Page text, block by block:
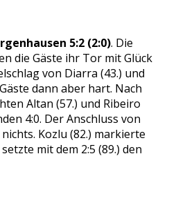
5:2 (2:0). Die
die Gäste ihr Tor mit Glück
von Diarra (43.) und
dann aber hart. Nach
Altan (57.) und Ribeiro
4:0. Der Anschluss von
Kozlu (82.) markierte
mit dem 2:5 (89.) den